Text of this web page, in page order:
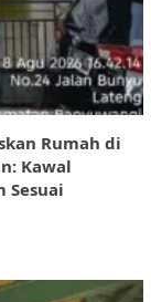
Rumah di
Kawal
Sesuai